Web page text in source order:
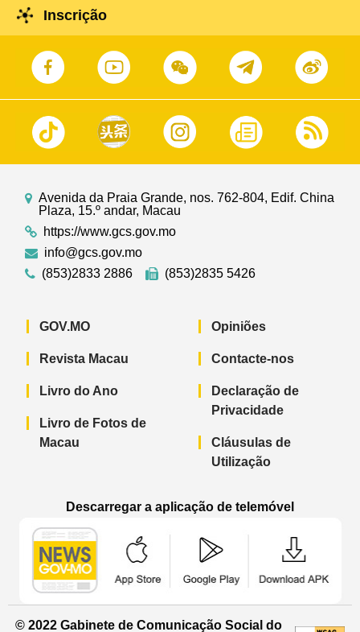
Inscrição
Avenida da Praia Grande, nos. 762-804, Edif. China
Plaza, 15.º andar, Macau
https://www.gcs.gov.mo
info@gcs.gov.mo
(853)2833 2886
(853)2835 5426
GOV.MO
Revista Macau
Livro do Ano
Livro de Fotos de
Macau
Opiniões
Contacte-nos
Declaração de
Privacidade
Cláusulas de
Utilização
Descarregar a aplicação de telemóvel
© 2022 Gabinete de Comunicação Social do